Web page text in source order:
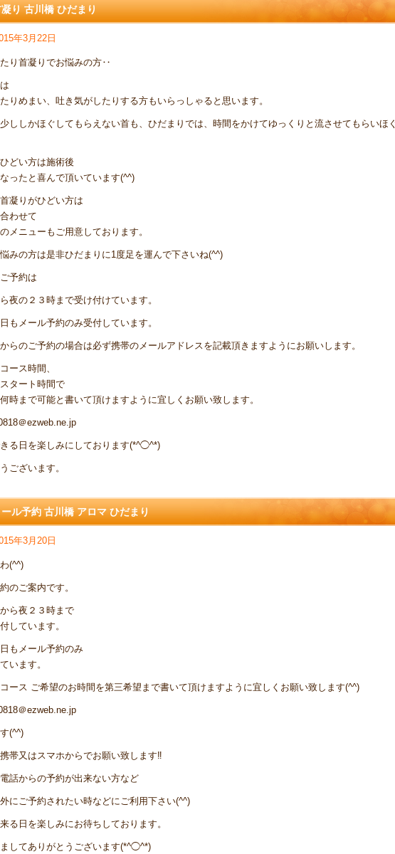
り 古川橋 ひだまり
年3月22日
り首凝りでお悩みの方‥
りめまい、吐き気がしたりする方もいらっしゃると思います。
ししかほぐしてもらえない首も、ひだまりでは、時間をかけてゆっくりと流させてもらいほ
どい方は施術後
ったと喜んで頂いています(^^)
凝りがひどい方は
わせて
メニューもご用意しております。
みの方は是非ひだまりに1度足を運んで下さいね(^^)
予約は
夜の２３時まで受け付けています。
もメール予約のみ受付しています。
らのご予約の場合は必ず携帯のメールアドレスを記載頂きますようにお願いします。
ース時間、
タート時間で
時まで可能と書いて頂けますように宜しくお願い致します。
＠ezweb.ne.jp
る日を楽しみにしております(*^◯^*)
ございます。
ル予約 古川橋 アロマ ひだまり
年3月20日
(^^)
のご案内です。
ら夜２３時まで
しています。
もメール予約のみ
います。
ース ご希望のお時間を第三希望まで書いて頂けますように宜しくお願い致します(^^)
＠ezweb.ne.jp
(^^)
帯又はスマホからでお願い致します‼️
話からの予約が出来ない方など
にご予約されたい時などにご利用下さい(^^)
る日を楽しみにお待ちしております。
してありがとうございます(*^◯^*)